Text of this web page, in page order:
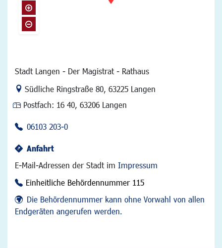
Stadt Langen - Der Magistrat - Rathaus
Link zur Google-Maps Navigation
Südliche Ringstraße 80, 63225 Langen
Postfach: 16 40, 63206 Langen
06103 203-0
Anfahrt
E-Mail-Adressen der Stadt im Impressum
Einheitliche Behördennummer 115
Die Behördennummer kann ohne Vorwahl von allen
Endgeräten angerufen werden.